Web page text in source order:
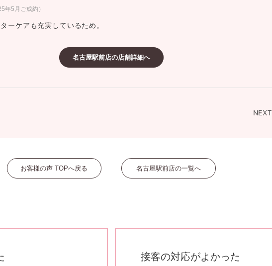
ーズサポート
予約について
年5月ご成約）
ーケアも充実しているため。
名古屋駅前店の店舗詳細へ
NEXT
お客様の声 TOPへ戻る 名古屋駅前店の一覧へ
接客の対応がよかった